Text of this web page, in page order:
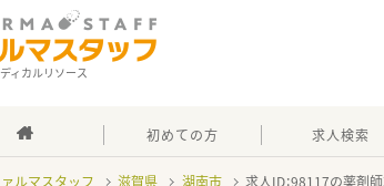
ィカルリソース
初めての方 求人検索
ルマスタッフ 滋賀県 湖南市 求人ID：98117の薬剤